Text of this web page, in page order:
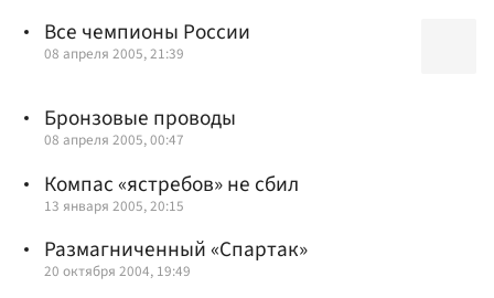
Все чемпионы России
08 апреля 2005, 21:39
Бронзовые проводы
08 апреля 2005, 00:47
Компас «ястребов» не сбил
13 января 2005, 20:15
Размагниченный «Спартак»
20 октября 2004, 19:49